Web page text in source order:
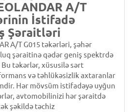
A/T
İstifadə
Şəraitləri
A/T G015 təkərləri, şəhər
şəraitinə qədər geniş spektrdə
təkərlər, xüsusilə sərt
və təhlükəsizlik axtaranlar
Hər mövsüm istifadəyə uyğun
avtomobilinizi hər şəraitdə
şəkildə təchiz